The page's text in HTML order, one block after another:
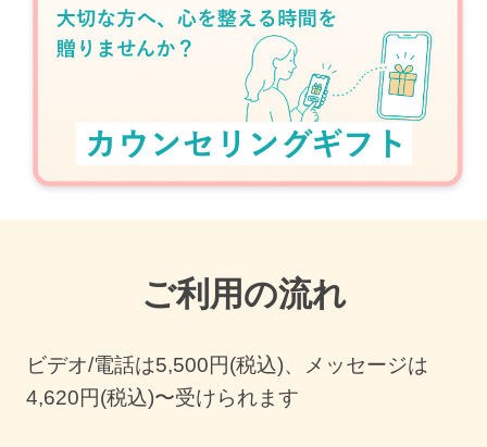
ご利用の流れ
ビデオ/電話は5,500円(税込)、メッセージは
4,620円(税込)〜受けられます